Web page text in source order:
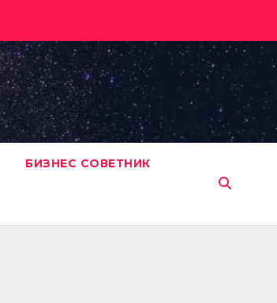
БИЗНЕС СОВЕТНИК